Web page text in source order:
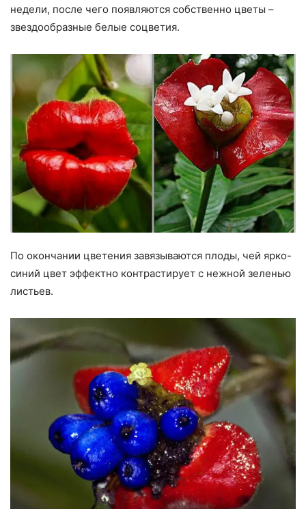
недели, после чего появляются собственно цветы –
звездообразные белые соцветия.
По окончании цветения завязываются плоды, чей ярко-
синий цвет эффектно контрастирует с нежной зеленью
листьев.